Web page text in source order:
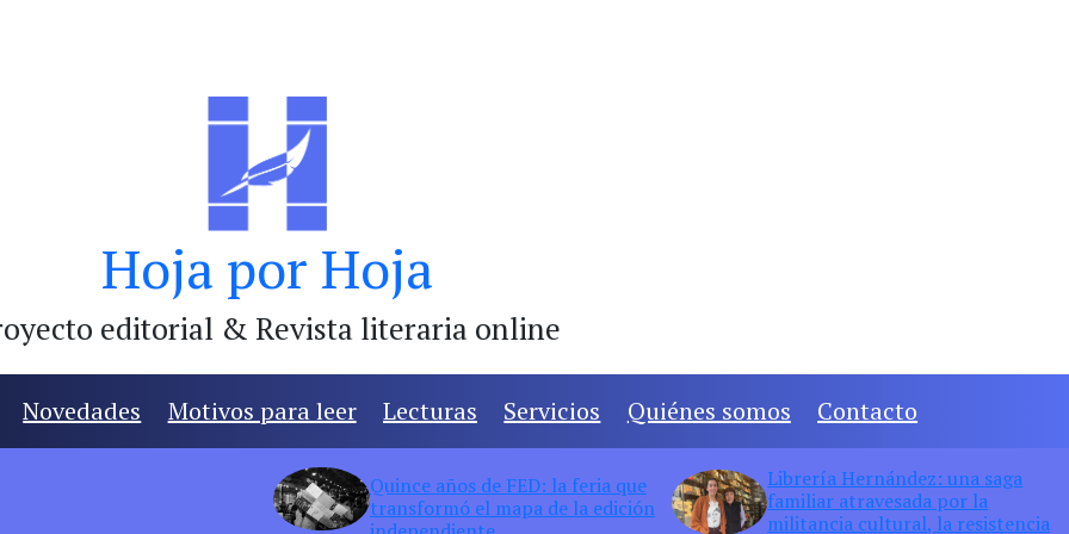
Hoja por Hoja
editorial & Revista literaria online
Novedades Motivos para leer Lecturas Servicios Quiénes somos Contacto
Quince años de FED: la feria que
transformó el mapa de la edición
Librería Hernández: una saga
familiar atravesada por la
militancia cultural, la resistencia